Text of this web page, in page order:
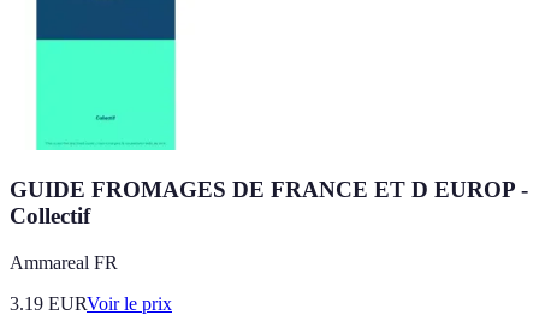
GUIDE FROMAGES DE FRANCE ET D EUROP -
Collectif
Ammareal FR
3.19 EURVoir le prix